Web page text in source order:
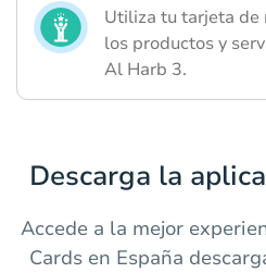
Utiliza tu tarjeta de
los productos y
Al Harb 3.
Descarga la
Accede a la mejor
Cards en España